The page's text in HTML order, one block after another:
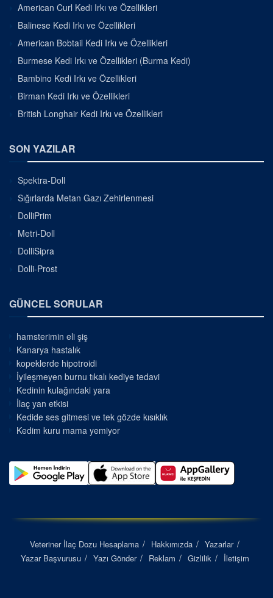
American Curl Kedi Irkı ve Özellikleri
Balinese Kedi Irkı ve Özellikleri
American Bobtail Kedi Irkı ve Özellikleri
Burmese Kedi Irkı ve Özellikleri (Burma Kedi)
Bambino Kedi Irkı ve Özellikleri
Birman Kedi Irkı ve Özellikleri
British Longhair Kedi Irkı ve Özellikleri
SON YAZILAR
Spektra-Doll
Sığırlarda Metan Gazı Zehirlenmesi
DolliPrim
Metri-Doll
DolliSipra
Dolli-Prost
GÜNCEL SORULAR
hamsterimin eli şiş
Kanarya hastalık
kopeklerde hipotroidi
İyileşmeyen burnu tıkalı kediye tedavi
Kedinin kulağındaki yara
İlaç yan etkisi
Kedide ses gitmesi ve tek gözde kısıklık
Kedim kuru mama yemiyor
Veteriner İlaç Dozu Hesaplama Hakkımızda
Yazarlar
Yazar Başvurusu
Yazı Gönder Reklam Gizlilik İletişim